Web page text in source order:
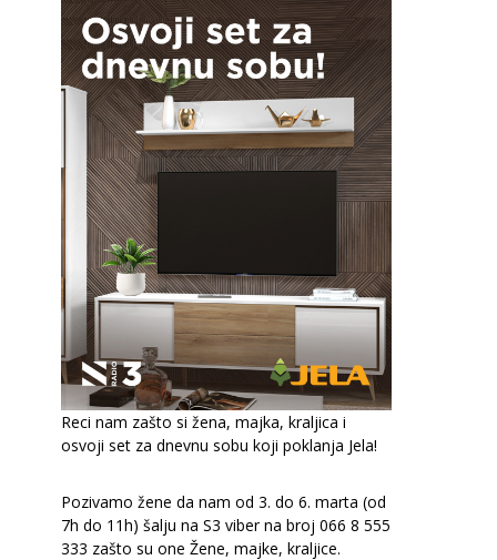
Reci nam zašto si žena, majka, kraljica i
osvoji set za dnevnu sobu koji poklanja Jela!
Pozivamo žene da nam od 3. do 6. marta (od
7h do 11h) šalju na S3 viber na broj 066 8 555
333 zašto su one Žene, majke, kraljice.